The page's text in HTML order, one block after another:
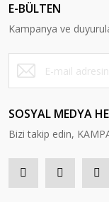
E-BÜLTEN
Kampanya ve
SOSYAL MEDYA
Bizi takip edin,